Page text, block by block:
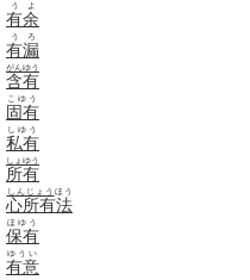
有余
うよ
有漏
うろ
含有
がんゆう
固有
こゆう
私有
しゆう
所有
しょゆう
心所有法
しんじょう ほう
保有
ほゆう
有意
ゆうい